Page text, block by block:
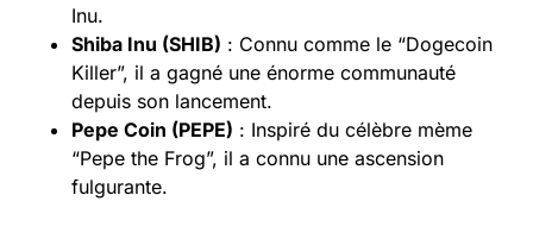
Inu.
Shiba Inu (SHIB) : Connu comme le “Dogecoin
Killer”, il a gagné une énorme communauté
depuis son lancement.
Pepe Coin (PEPE) : Inspiré du célèbre mème
“Pepe the Frog”, il a connu une ascension
fulgurante.